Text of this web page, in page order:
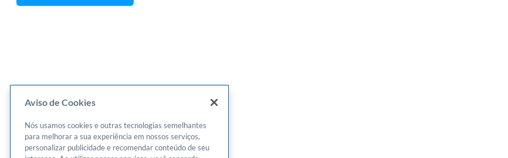
Aviso de Cookies
Nós usamos cookies e outras tecnologias semelhantes
para melhorar a sua experiência em nossos serviços,
personalizar publicidade e recomendar conteúdo de seu